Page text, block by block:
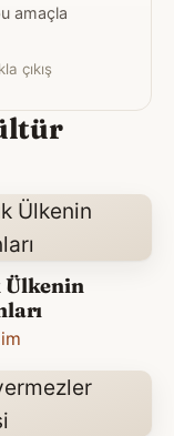
amaçla
çıkış
Ülkenin